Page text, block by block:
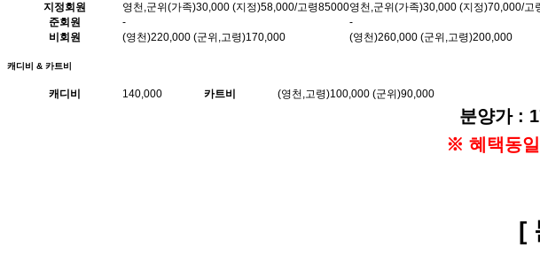
지정회원
영천,군위(가족)30,000 (지정)58,000/고령85000영천,군위(가족)30,000 (지정)70,000/고
준회원
- -
비회원
(영천)220,000 (군위,고령)170,000 (영천)260,000 (군위,고령)200,000
캐디비 & 카트비
캐디비 140,000 카트비 (영천,고령)100,000 (군위)90,000
분양가 :
※ 혜택동
[